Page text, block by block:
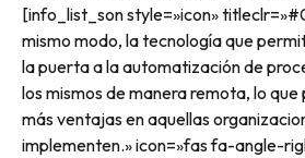
[info_list_son style=»icon»
mismo modo, la tecnología que
la puerta a la automatización de
los mismos de manera remota, lo
más ventajas en aquellas
implementen.» icon=»fas fa-angle-